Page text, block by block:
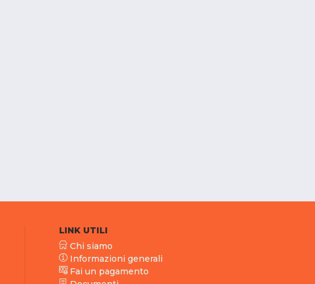
LINK UTILI
Chi siamo
Informazioni generali
Fai un pagamento